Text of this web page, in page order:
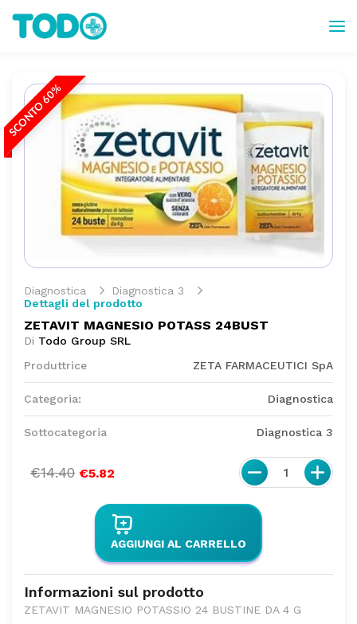
SCONTO 60%
Diagnostica
Diagnostica 3
Dettagli del prodotto
ZETAVIT MAGNESIO POTASS 24BUST
Di Todo Group SRL
Produttrice
ZETA FARMACEUTICI SpA
Categoria: Diagnostica
Sottocategoria Diagnostica 3
€14.40 €5.82 1
AGGIUNGI AL CARRELLO
Informazioni sul prodotto
ZETAVIT MAGNESIO POTASSIO 24 BUSTINE DA 4 G